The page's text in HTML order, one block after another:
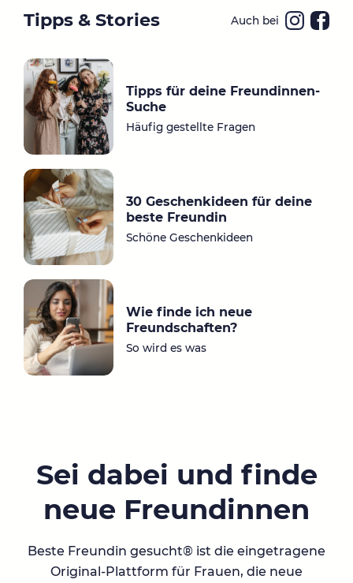
Tipps & Stories Auch bei
a
ok
Tipps für deine Freundinnen-
Suche
Häufig gestellte Fragen
30 Geschenkideen für deine
beste Freundin
Schöne Geschenkideen
Wie finde ich neue
Freundschaften?
So wird es was
Sei dabei und finde
neue Freundinnen
Beste Freundin gesucht® ist die eingetragene
Original-Plattform für Frauen, die neue